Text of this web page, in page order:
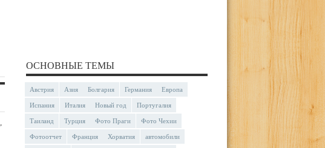
ОСНОВНЫЕ ТЕМЫ
Австрия Азия Болгария Германия Европа
Испания Италия Новый год Португалия
Таиланд Турция Фото Праги Фото Чехии
Фотоотчет Франция Хорватия автомобили